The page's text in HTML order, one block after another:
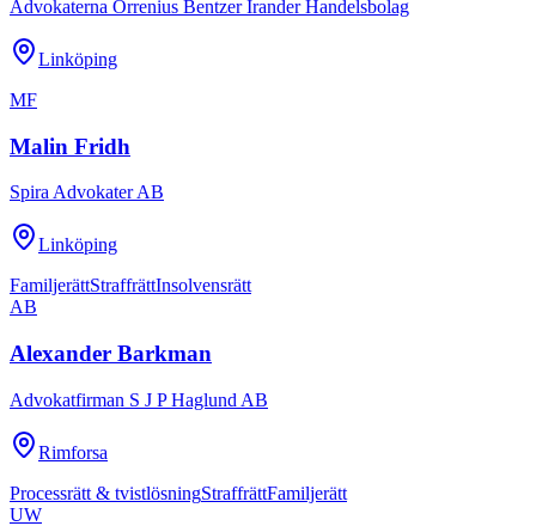
Advokaterna Orrenius Bentzer Irander Handelsbolag
Linköping
MF
Malin Fridh
Spira Advokater AB
Linköping
FamiljerättStraffrättInsolvensrätt
AB
Alexander Barkman
Advokatfirman S J P Haglund AB
Rimforsa
Processrätt & tvistlösningStraffrättFamiljerätt
UW